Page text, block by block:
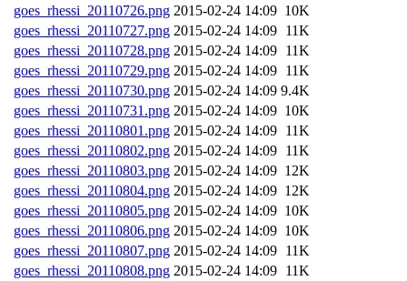
goes_rhessi_20110726.png 2015-02-24 14:09 10K
goes_rhessi_20110727.png 2015-02-24 14:09 11K
goes_rhessi_20110728.png 2015-02-24 14:09 11K
goes_rhessi_20110729.png 2015-02-24 14:09 11K
goes_rhessi_20110730.png 2015-02-24 14:09 9.4K
goes_rhessi_20110731.png 2015-02-24 14:09 10K
goes_rhessi_20110801.png 2015-02-24 14:09 11K
goes_rhessi_20110802.png 2015-02-24 14:09 11K
goes_rhessi_20110803.png 2015-02-24 14:09 12K
goes_rhessi_20110804.png 2015-02-24 14:09 12K
goes_rhessi_20110805.png 2015-02-24 14:09 10K
goes_rhessi_20110806.png 2015-02-24 14:09 10K
goes_rhessi_20110807.png 2015-02-24 14:09 11K
goes_rhessi_20110808.png 2015-02-24 14:09 11K